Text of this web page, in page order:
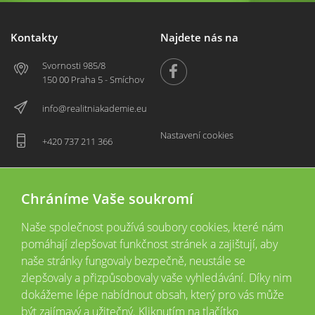
Kontakty
Svornosti 985/8
150 00 Praha 5 - Smíchov
info@realitniakademie.eu
+420 737 211 366
Najdete nás na
Nastavení cookies
2026 © CopyrightVšechna práva vyhrazena
Tyto webové stránky jsou provozovány společností Realitní akademie České
Chráníme Vaše soukromí
Naše společnost používá soubory cookies, které nám
pomáhají zlepšovat funkčnost stránek a zajištují, aby
naše stránky fungovaly bezpečně, neustále se
zlepšovaly a přizpůsobovaly vaše vyhledávání. Díky nim
dokážeme lépe nabídnout obsah, který pro vás může
být zajímavý a užitečný. Kliknutím na tlačítko